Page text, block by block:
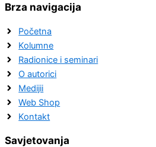
Brza navigacija
Početna
Kolumne
Radionice i seminari
O autorici
Medijii
Web Shop
Kontakt
Savjetovanja